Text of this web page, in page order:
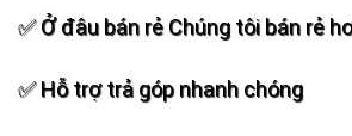
✅ Ở đâu bán rẻ Chúng tôi bán rẻ
✅ Hỗ trợ trả góp nhanh chóng